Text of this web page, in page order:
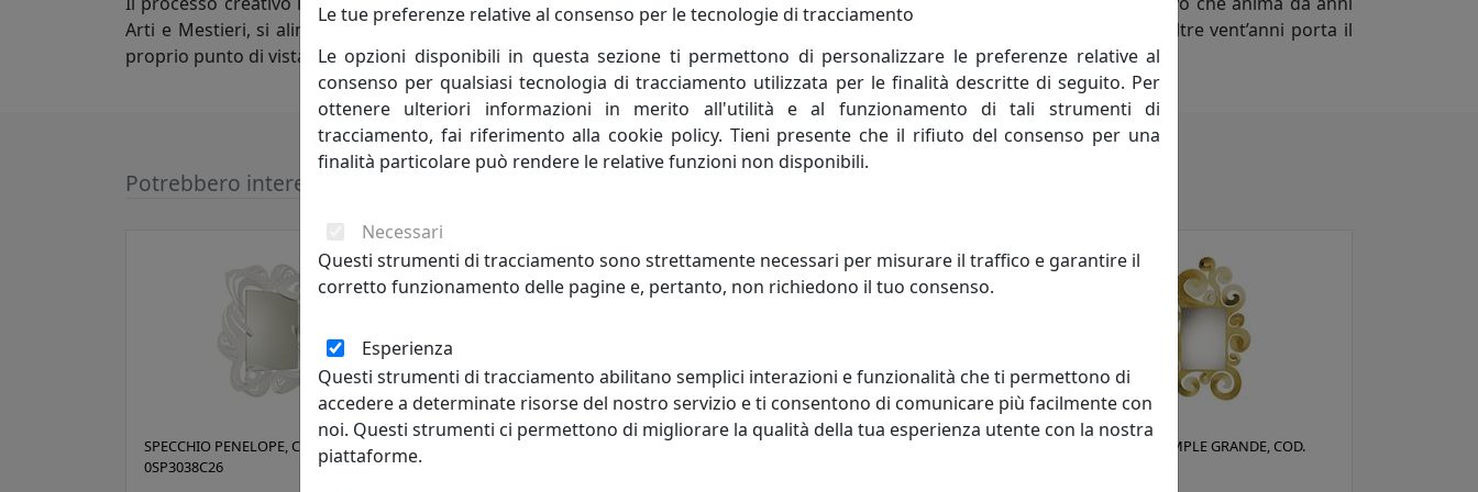
Arti e Mestieri, si alimenta di atmosfere e dettagli ludici, talvolta spiazzanti. Accanto a lui Francesco Adriano Pizzi, che da oltre vent’anni porta il
proprio punto di vista nella progettazione di ogni pezzo, aggiungendo una visione personale e raffinata a ogni collezione.
Potrebbero interessarti
SPECCHIO PENELOPE, COD.
0SP3038C26
SPECCHIO ORIGAMI, COD.
SPECCHIO ISOTTA, COD. 0SP2916C62
SPECCHIO TEMPLE GRANDE, COD.
Le tue preferenze relative al consenso per le tecnologie di tracciamento
Le opzioni disponibili in questa sezione ti permettono di personalizzare le preferenze relative al
consenso per qualsiasi tecnologia di tracciamento utilizzata per le finalità descritte di seguito. Per
ottenere ulteriori informazioni in merito all'utilità e al funzionamento di tali strumenti di
tracciamento, fai riferimento alla cookie policy. Tieni presente che il rifiuto del consenso per una
finalità particolare può rendere le relative funzioni non disponibili.
Necessari
Questi strumenti di tracciamento sono strettamente necessari per misurare il traffico e garantire il
corretto funzionamento delle pagine e, pertanto, non richiedono il tuo consenso.
Esperienza
Questi strumenti di tracciamento abilitano semplici interazioni e funzionalità che ti permettono di
accedere a determinate risorse del nostro servizio e ti consentono di comunicare più facilmente con
noi. Questi strumenti ci permettono di migliorare la qualità della tua esperienza utente con la nostra
piattaforme.